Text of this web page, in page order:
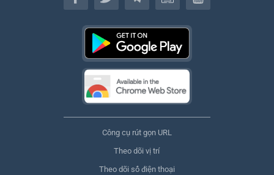
Công cụ rút gọn URL
Theo dõi vị trí
Theo dõi số điện thoại